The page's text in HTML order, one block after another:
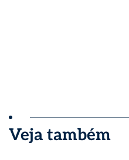
Veja também